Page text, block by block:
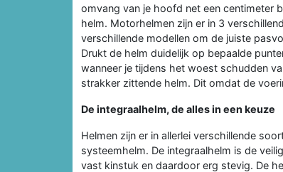
omvang van je hoofd net een centimeter
helm. Motorhelmen zijn er in 3
verschillende modellen om de juiste
Drukt de helm duidelijk op bepaalde
wanneer je tijdens het woest schudden
strakker zittende helm. Dit omdat de
De integraalhelm, de alles in een keuze
Helmen zijn er in allerlei verschillende
systeemhelm. De integraalhelm is de
vast kinstuk en daardoor erg stevig. De